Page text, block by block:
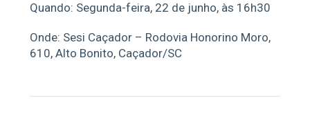
Quando: Segunda-feira, 22 de junho, às 16h30
Onde: Sesi Caçador – Rodovia Honorino Moro,
610, Alto Bonito, Caçador/SC